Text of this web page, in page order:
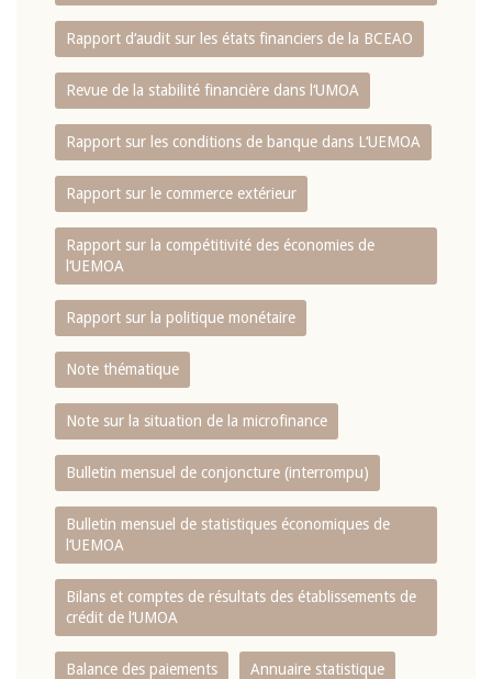
Rapport d‘audit sur les états financiers de la BCEAO
Revue de la stabilité financière dans l‘UMOA
Rapport sur les conditions de banque dans L‘UEMOA
Rapport sur le commerce extérieur
Rapport sur la compétitivité des économies de
l‘UEMOA
Rapport sur la politique monétaire
Note thématique
Note sur la situation de la microfinance
Bulletin mensuel de conjoncture (interrompu)
Bulletin mensuel de statistiques économiques de
l‘UEMOA
Bilans et comptes de résultats des établissements de
crédit de l‘UMOA
Balance des paiements Annuaire statistique